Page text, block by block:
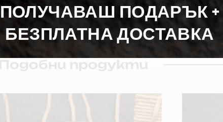
ПОЛУЧАВАШ ПОДАРЪК +
БЕЗПЛАТНА ДОСТАВКА